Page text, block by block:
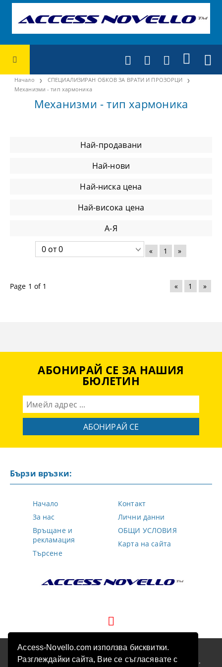
Access-Novello.com използва бисквитки.
Разглеждайки сайта, Вие се съгласявате с
Начало
СПЕЦИАЛИЗИРАН ОБКОВ ЗА ВРАТИ И ПРОЗОРЦИ
Механизми - тип хармоника
Механизми - тип хармоника
Най-продавани
Най-нови
Най-ниска цена
Най-висока цена
А-Я
« 1 »
Page 1 of 1 « 1 »
АБОНИРАЙ СЕ ЗА НАШИЯ
БЮЛЕТИН
Бързи връзки:
Начало
За нас
Връщане и
рекламация
Търсене
Контакт
Лични данни
ОБЩИ УСЛОВИЯ
Карта на сайта
GDPR
Нашият онлайн магазин е 100% съобразен с GDPR.